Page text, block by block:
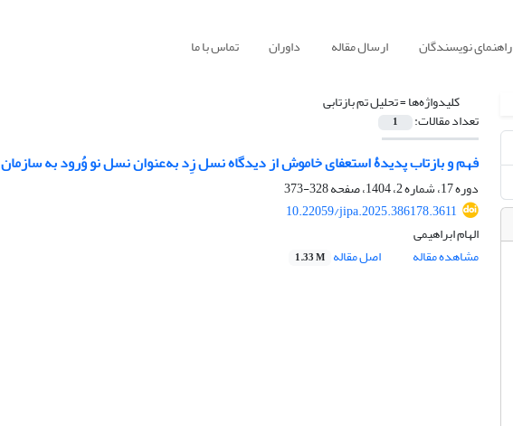
راهنمای نویسندگان ارسال مقاله داوران تماس با ما
کلیدواژه‌ها =تحلیل تم بازتابی
تعداد مقالات: 1
فهم و بازتاب پدیدۀ استعفای خاموش از دیدگاه‌ نسل زِد به‌عنوان نسل نو وُرود به سازمان
دوره 17، شماره 2، 1404، صفحه
328-373
10.22059/jipa.2025.386178.3611
الهام ابراهیمی
مشاهده مقاله
اصل مقاله 1.33 M